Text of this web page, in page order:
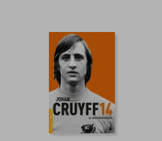
45%
dcto.